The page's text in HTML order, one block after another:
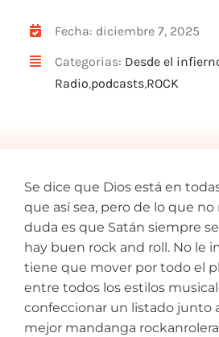
ARTÍCULOS
MECENAZGO
Fecha: diciembre 7, 2025
Categorias: Desde el
Radio,podcasts,ROCK
Se dice que Dios está en
que así sea, pero de lo que
duda es que Satán siempre
hay buen rock and roll. No le
tiene que mover por todo el
entre todos los estilos
confeccionar un listado junto
mejor mandanga